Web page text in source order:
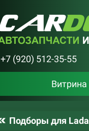
+7 (920) 512-35-55
Витрина
Подборы для Lada